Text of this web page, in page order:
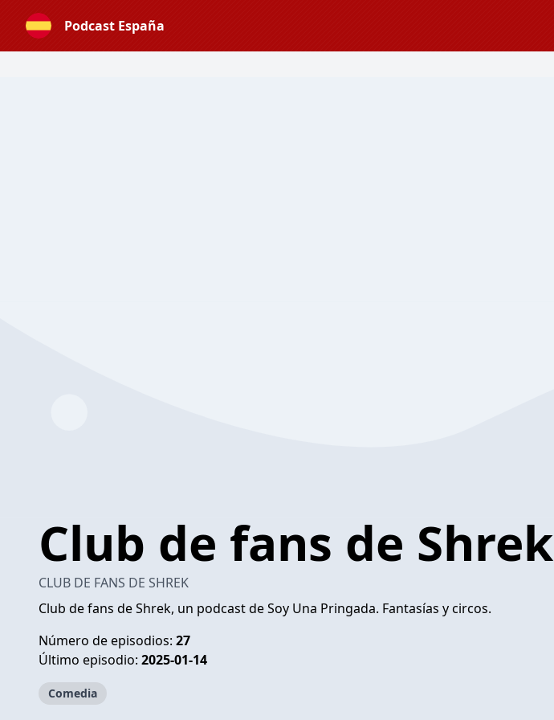
Podcast España
Club de fans de Shrek
CLUB DE FANS DE SHREK
Club de fans de Shrek, un podcast de Soy Una Pringada. Fantasías y circos.
Número de episodios: 27
Último episodio: 2025-01-14
Comedia